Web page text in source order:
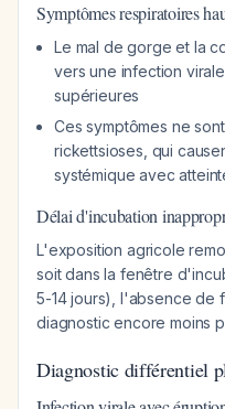
Symptômes respiratoires
Le mal de gorge et la
vers une infection
supérieures
Ces symptômes ne
rickettsioses, qui
systémique avec
Délai d'incubation
L'exposition agricole
soit dans la fenêtre
5-14 jours), l'absence de
diagnostic encore moins
Diagnostic différentiel